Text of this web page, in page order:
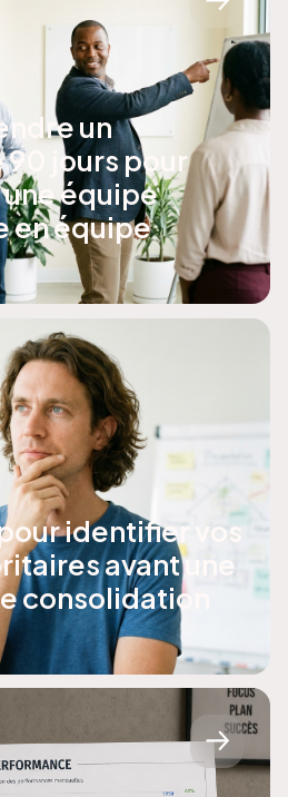
un
jours pour
équipe
en équipe
identifier vos
avant une
consolidation